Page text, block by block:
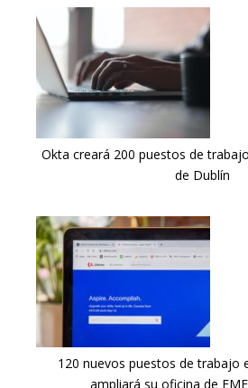
Okta creará 200 puestos de
de Dublín
120 nuevos puestos de trabajo
ampliará su oficina de